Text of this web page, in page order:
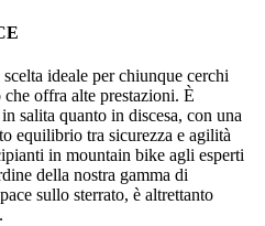
ideale per chiunque cerchi
offra alte prestazioni. È
salita quanto in discesa, con una
equilibrio tra sicurezza e agilità
in mountain bike agli esperti
della nostra gamma di
sullo sterrato, è altrettanto